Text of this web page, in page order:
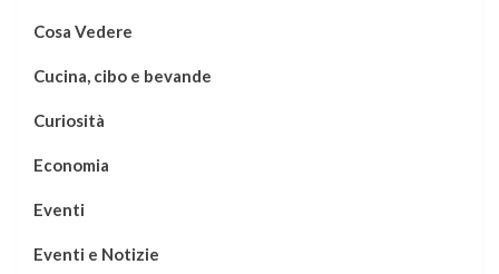
Cosa Vedere
Cucina, cibo e bevande
Curiosità
Economia
Eventi
Eventi e Notizie